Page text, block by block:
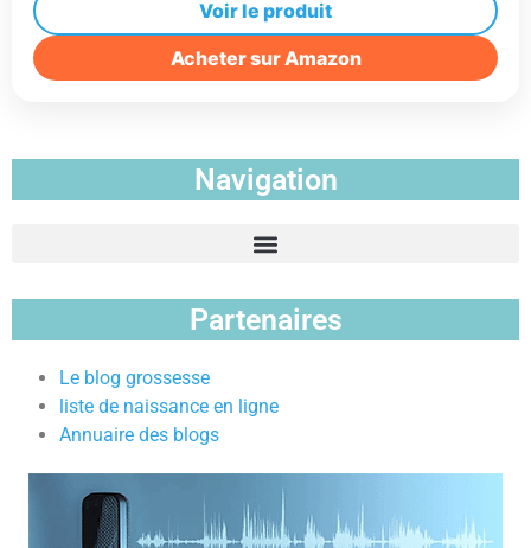
Voir le produit
Acheter sur Amazon
Navigation
Partenaires
Le blog grossesse
liste de naissance en ligne
Annuaire des blogs